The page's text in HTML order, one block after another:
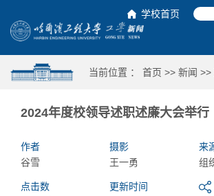
学校首页
当前位置 ： 首页 >> 新闻 >>
2024年度校领导述职述廉大会举行
作者
谷雪
摄影
王一勇
来
组
点击数
更新时间